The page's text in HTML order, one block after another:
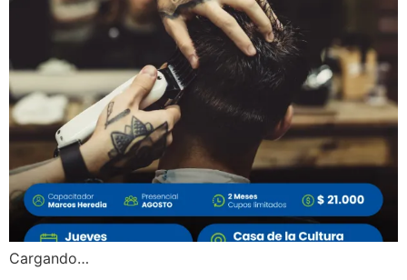
Cargando…